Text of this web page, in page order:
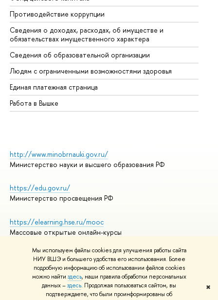
Мы используем файлы cookies для улучшения работы сайта
НИУ ВШЭ и большего удобства его использования. Более
подробную информацию об использовании файлов cookies
можно найти здесь, наши правила обработки персональных
данных –здесь. Продолжая пользоваться сайтом, вы
подтверждаете, что были проинформированы об
✖
Противодействие коррупции
Сведения о доходах, расходах, об имуществе и
обязательствах имущественного характера
Сведения об образовательной организации
Людям с ограниченными возможностями здоровья
Единая платежная страница
Работа в Вышке
http://www.minobrnauki.gov.ru/
Министерство науки и высшего образования РФ
https://edu.gov.ru/
Министерство просвещения РФ
https://elearning.hse.ru/mooc
Массовые открытые онлайн-курсы
© НИУ ВШЭ 1993–2026
Адреса и контакты
Условия использования материалов
Политика конфиденциальности